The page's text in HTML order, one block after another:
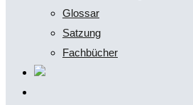
Glossar
Satzung
Fachbücher